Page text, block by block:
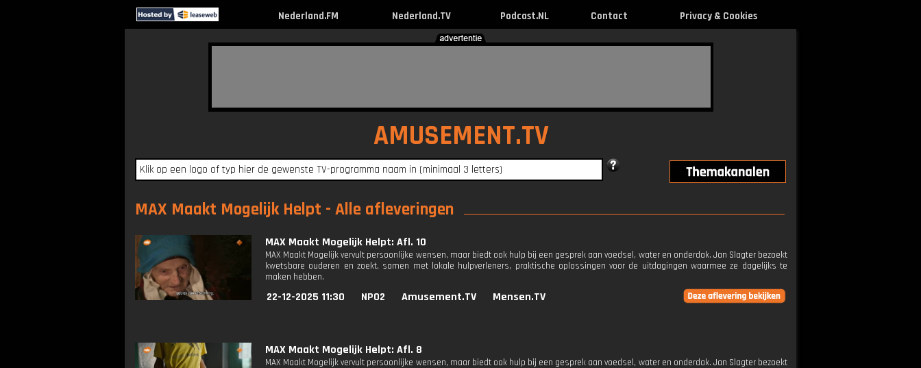
Nederland.FM Nederland.TV Podcast.NL Contact Privacy & Cookies
AMUSEMENT.TV
MAX Maakt Mogelijk Helpt - Alle afleveringen
MAX Maakt Mogelijk Helpt: Afl. 10
MAX Maakt Mogelijk vervult persoonlijke wensen, maar biedt ook hulp bij een gesprek aan voedsel, water en onderdak. Jan Slagter bezoekt
kwetsbare ouderen en zoekt, samen met lokale hulpverleners, praktische oplossingen voor de uitdagingen waarmee ze dagelijks te
maken hebben.
22-12-2025 11:30 NPO2 Amusement.TV Mensen.TV
MAX Maakt Mogelijk Helpt: Afl. 8
MAX Maakt Mogelijk vervult persoonlijke wensen, maar biedt ook hulp bij een gesprek aan voedsel, water en onderdak. Jan Slagter bezoekt